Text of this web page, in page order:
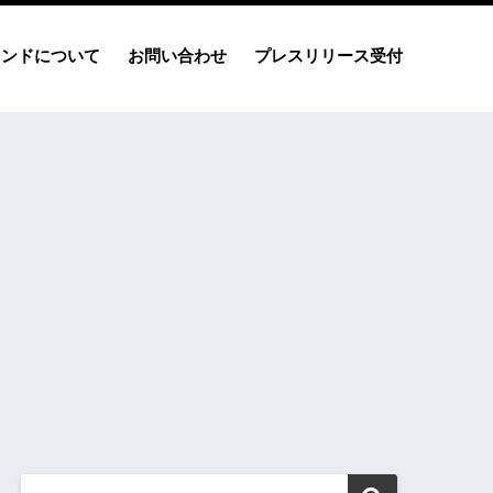
ドについて お問い合わせ プレスリリース受付